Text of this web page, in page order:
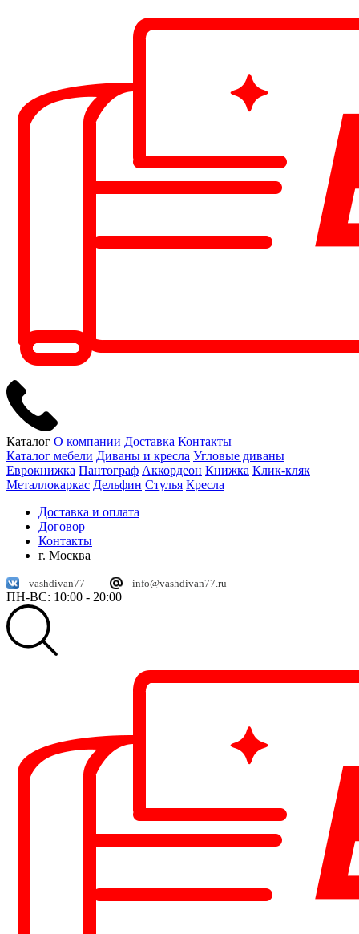
Каталог О компании Доставка Контакты
Каталог мебели Диваны и кресла Угловые диваны
Еврокнижка Пантограф Аккордеон Книжка Клик-кляк
Металлокаркас Дельфин Стулья Кресла
Доставка и оплата
Договор
Контакты
г. Москва
vashdivan77 info@vashdivan77.ru
ПН-ВС: 10:00 - 20:00